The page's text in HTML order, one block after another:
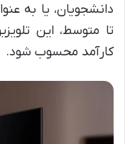
دانشجویان، یا به
تا متوسط، این
کارآمد محسوب شود.